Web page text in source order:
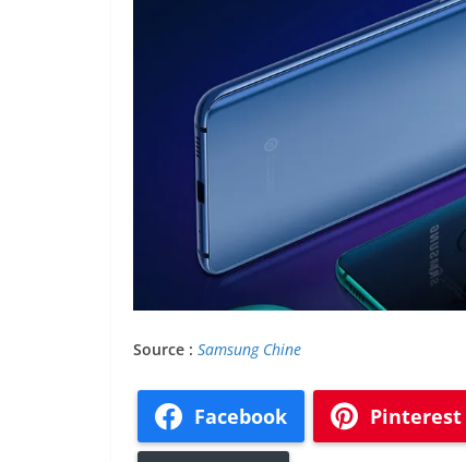
Source : Samsung Chine
Facebook Pinterest